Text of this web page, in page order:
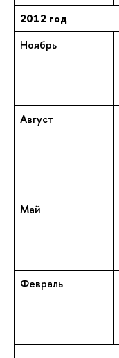
2012 год
Ноябрь
Август
Май
Февраль